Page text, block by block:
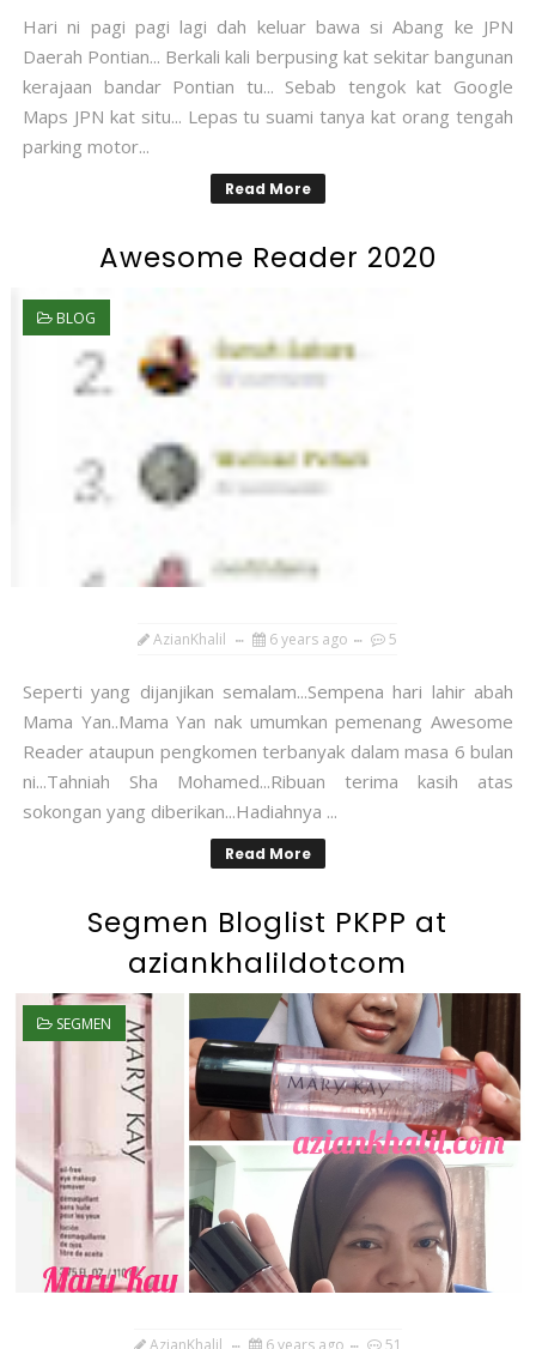
Hari ni pagi pagi lagi dah keluar bawa si Abang ke JPN
Daerah Pontian... Berkali kali berpusing kat sekitar bangunan
kerajaan bandar Pontian tu... Sebab tengok kat Google
Maps JPN kat situ... Lepas tu suami tanya kat orang tengah
parking motor...
Read More
Awesome Reader 2020
BLOG
AzianKhalil 6 years ago 5
Seperti yang dijanjikan semalam...Sempena hari lahir abah
Mama Yan..Mama Yan nak umumkan pemenang Awesome
Reader ataupun pengkomen terbanyak dalam masa 6 bulan
ni...Tahniah Sha Mohamed...Ribuan terima kasih atas
sokongan yang diberikan...Hadiahnya ...
Read More
Segmen Bloglist PKPP at
aziankhalildotcom
SEGMEN
AzianKhalil 6 years ago 51